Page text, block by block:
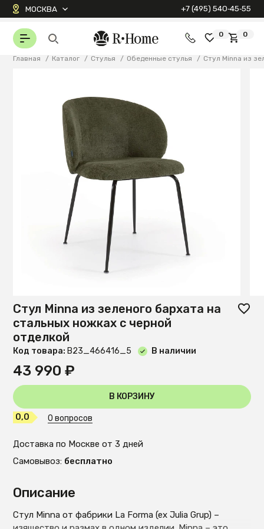
МОСКВА +7 (495) 540‑45‑55
0 0
Главная / Каталог / Стулья / Обеденные стулья / Стул Minna из
Описание
Стул Minna от фабрики La Forma (ex Julia Grup) –
Стул Minna из зеленого бархата на
стальных ножках с черной
отделкой
Код товара: B23_466416_5 В наличии
43 990 ₽
В КОРЗИНУ
0,0 0 вопросов
Доставка по Москве от 3 дней
Самовывоз: бесплатно